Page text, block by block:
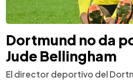
Dortmund no da
Jude Bellingham
El director deportivo del